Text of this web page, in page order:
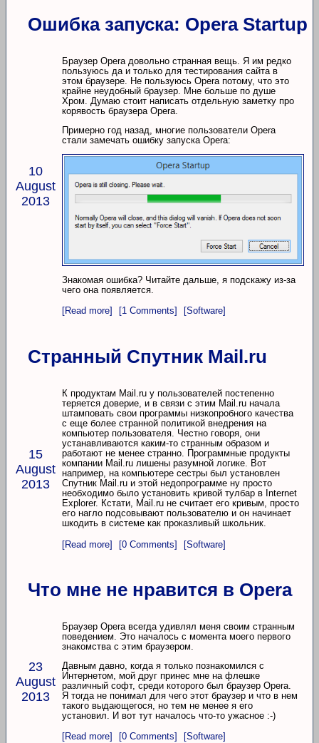
Ошибка запуска: Opera Startup
10
August
2013
Браузер Opera довольно странная вещь. Я им редко
пользуюсь да и только для тестирования сайта в
этом браузере. Не пользуюсь Opera потому, что это
крайне неудобный браузер. Мне больше по душе
Хром. Думаю стоит написать отдельную заметку про
корявость браузера Opera.
Примерно год назад, многие пользователи Opera
стали замечать ошибку запуска Opera:
Знакомая ошибка? Читайте дальше, я подскажу из-за
чего она появляется.
[Read more]
[1 Comments] [Software]
Странный Спутник Mail.ru
15
August
2013
К продуктам Mail.ru у пользователей постепенно
теряется доверие, и в связи с этим Mail.ru начала
штамповать свои программы низкопробного качества
с еще более странной политикой внедрения на
компьютер пользователя. Честно говоря, они
устанавливаются каким-то странным образом и
работают не менее странно. Программные продукты
компании Mail.ru лишены разумной логике. Вот
например, на компьютере сестры был установлен
Спутник Mail.ru и этой недопрограмме ну просто
необходимо было установить кривой тулбар в Internet
Explorer. Кстати, Mail.ru не считает его кривым, просто
его нагло подсовывают пользователю и он начинает
шкодить в системе как проказливый школьник.
[Read more]
[0 Comments] [Software]
Что мне не нравится в Opera
23
August
2013
Браузер Opera всегда удивлял меня своим странным
поведением. Это началось с момента моего первого
знакомства с этим браузером.
Давным давно, когда я только познакомился с
Интернетом, мой друг принес мне на флешке
различный софт, среди которого был браузер Opera.
Я тогда не понимал для чего этот браузер и что в нем
такого выдающегося, но тем не менее я его
установил. И вот тут началось что-то ужасное :-)
[Read more]
[0 Comments] [Software]